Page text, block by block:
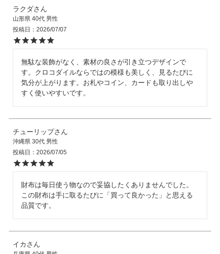
ラクダ
山形県 40代 男性
投稿日
2026/07/07
無駄な装飾がなく、素材の良さが引き立つデザインで
す。クロコダイルならではの模様も美しく、見るたびに
気分が上がります。お札やコイン、カードも取り出しや
すく使いやすいです。
チューリップ
沖縄県 30代 男性
投稿日
2026/07/05
財布は毎日使う物なので妥協したくありませんでした。
この財布は手に取るたびに「買って良かった」と思える
品質です。
イカ